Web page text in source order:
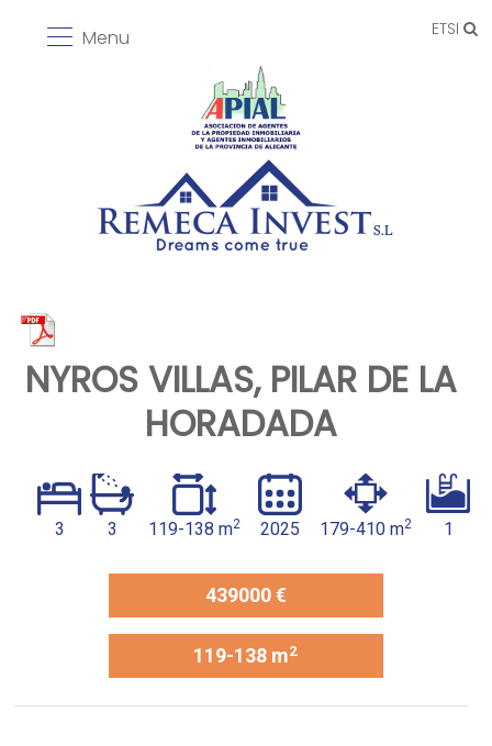
ETSI
Menu
NYROS VILLAS, PILAR DE LA
HORADADA
3 3 119-138 m2 2025 179-410 m2 1
439000 €
119-138 m2